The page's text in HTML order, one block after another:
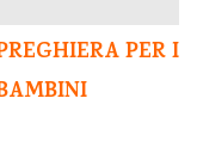
PER I